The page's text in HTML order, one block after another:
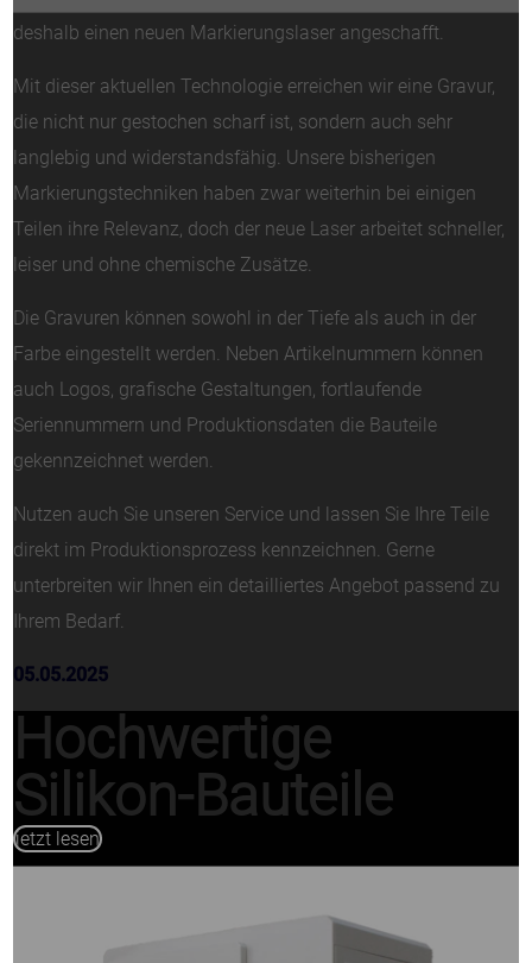
deshalb einen neuen Markierungslaser angeschafft.
Mit dieser aktuellen Technologie erreichen wir eine Gravur,
die nicht nur gestochen scharf ist, sondern auch sehr
langlebig und widerstandsfähig. Unsere bisherigen
Markierungstechniken haben zwar weiterhin bei einigen
Teilen ihre Relevanz, doch der neue Laser arbeitet schneller,
leiser und ohne chemische Zusätze.
Die Gravuren können sowohl in der Tiefe als auch in der
Farbe eingestellt werden. Neben Artikelnummern können
auch Logos, grafische Gestaltungen, fortlaufende
Seriennummern und Produktionsdaten die Bauteile
gekennzeichnet werden.
Nutzen auch Sie unseren Service und lassen Sie Ihre Teile
direkt im Produktionsprozess kennzeichnen. Gerne
unterbreiten wir Ihnen ein detailliertes Angebot passend zu
Ihrem Bedarf.
05.05.2025
Hochwertige
Silikon-Bauteile
jetzt lesen